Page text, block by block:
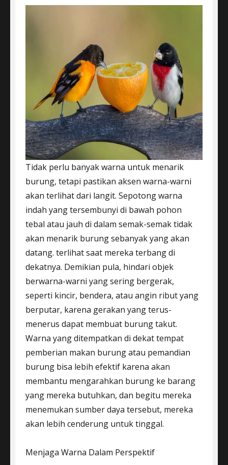
Tidak perlu banyak warna untuk menarik
burung, tetapi pastikan aksen warna-warni
akan terlihat dari langit. Sepotong warna
indah yang tersembunyi di bawah pohon
tebal atau jauh di dalam semak-semak tidak
akan menarik burung sebanyak yang akan
datang. terlihat saat mereka terbang di
dekatnya. Demikian pula, hindari objek
berwarna-warni yang sering bergerak,
seperti kincir, bendera, atau angin ribut yang
berputar, karena gerakan yang terus-
menerus dapat membuat burung takut.
Warna yang ditempatkan di dekat tempat
pemberian makan burung atau pemandian
burung bisa lebih efektif karena akan
membantu mengarahkan burung ke barang
yang mereka butuhkan, dan begitu mereka
menemukan sumber daya tersebut, mereka
akan lebih cenderung untuk tinggal.
Menjaga Warna Dalam Perspektif